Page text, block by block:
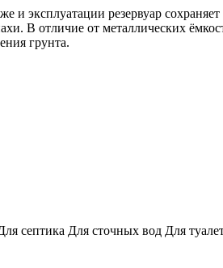
эксплуатации резервуар
В отличие от металлических
грунта.
септика Для сточных вод Для